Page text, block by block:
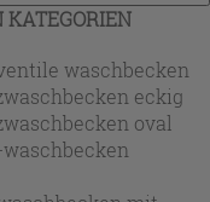
KATEGORIEN
waschbecken
eckig
oval